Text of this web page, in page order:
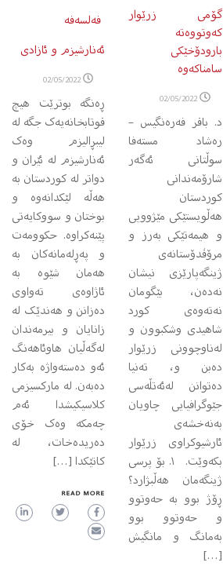
گۆمی زرێوار
کەوتووەتە
بارودۆخێکی
سامناکەوە
02/05/2022
د. باقر فەرەنگیس –
رەشاد مستەفا
سوڵتانی ئەگەر
شارۆمەندانی
کوردستان
هەڵویستێکی مێژوویی
و هیمەتێکی بەرز و
مرۆڤدۆستانەی
ژینگەپارێزی نیشان
نەدەن، بێگومان
نەتەوەی کورد
شاهیدی وشکبوون و
لەناوچوونی زرێوار
دەبن و، تەنیا
دەتوانن لەئەتڵەسی
جێوگرافیایی چاویان
بەنەخشەی
ئارشیوکراوی زرێوار
بکەوێت. ١. بۆ پرسی
ژینگەمان هەڵبژارد؟
ڕۆژ بوو بە حەوتوو
و حەوتوو بوو
بەمانگ و مانگیش
[…]
فەلسەفە
ئەنارشیزم و ئازادی
02/05/2022
ڕەنگە بوترێت هیچ
قوتابخانەیەک جگە لە
لیبڕالیزم وەک
ئەنارشیزم لە ئێران و
دواتر لە کوردستان بە
هەڵە لێکدانەوە و
بوختان و سووکایەتی
پێنەکراوە. حکوومەت
و پەڕلەمانەکان بە
هەمان شێوە بە
ئاژاوەی تەواوی
دەزانن و هەندێک لە
زانایان و بیرمەندان
لەگەڵیان هاوئاهەنگ
ئەو دەستەواژە بەکار
دەبەن. لە مارکسیزمی
کلاسیکیشدا ئەم
چەمکە وەک خۆی
دەریدەخات، لە
کاتێکدا […]
READ MORE